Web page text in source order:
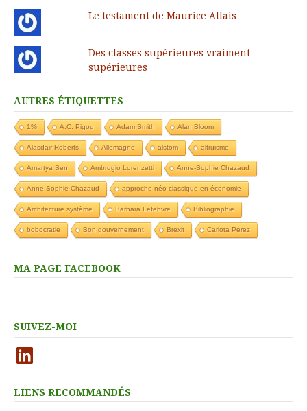
Le testament de Maurice Allais
Des classes supérieures vraiment
supérieures
AUTRES ÉTIQUETTES
1% A.C. Pigou Adam Smith Alan Bloom
Alasdair Roberts Allemagne alstom altruisme
Amartya Sen Ambrogio Lorenzetti Anne-Sophie Chazaud
Anne Sophie Chazaud approche néo-classique en économie
Architecture système Barbara Lefebvre Bibliographie
bobocratie Bon gouvernement Brexit Carlota Perez
MA PAGE FACEBOOK
SUIVEZ-MOI
LinkedIn
LIENS RECOMMANDÉS